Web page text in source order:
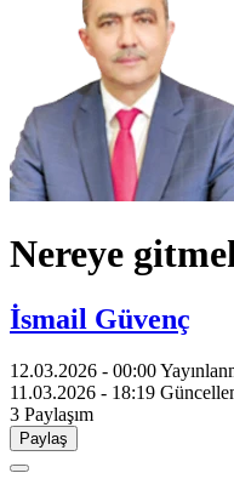
Nereye
İsmail Güvenç
12.03.2026 - 00:00
11.03.2026 - 18:19
3 Paylaşım
Paylaş